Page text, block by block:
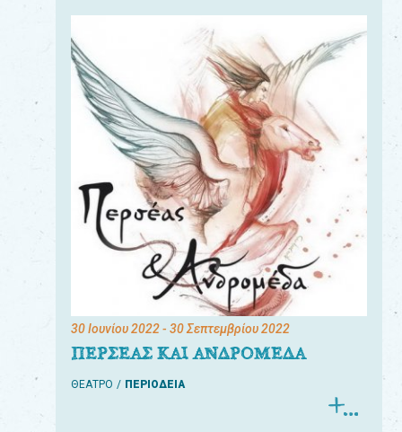
30 Ιουνίου 2022- 30 Σεπτεμβρίου 2022
ΠΕΡΣΕΑΣ ΚΑΙ ΑΝΔΡΟΜΕΔΑ
ΘΕΑΤΡΟ ΠΕΡΙΟΔΕΙΑ